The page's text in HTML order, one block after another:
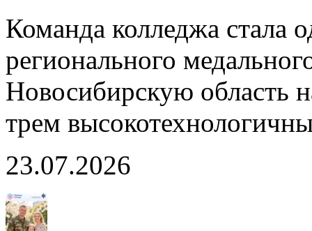
Команда колледжа стала
регионального
Новосибирскую область
трем
23.07.2026